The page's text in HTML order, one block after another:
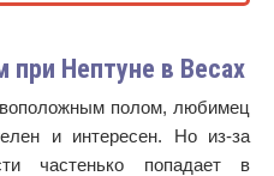
Нептуне в Весах
полом, любимец
и интересен. Но из-за
частенько попадает в